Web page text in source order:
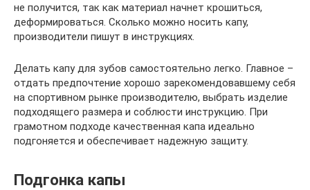
не получится, так как материал начнет крошиться,
деформироваться. Сколько можно носить капу,
производители пишут в инструкциях.
Делать капу для зубов самостоятельно легко. Главное –
отдать предпочтение хорошо зарекомендовавшему себя
на спортивном рынке производителю, выбрать изделие
подходящего размера и соблюсти инструкцию. При
грамотном подходе качественная капа идеально
подгоняется и обеспечивает надежную защиту.
Подгонка капы